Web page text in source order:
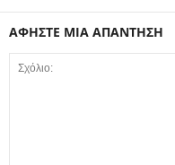
ΑΦΗΣΤΕ ΜΙΑ ΑΠΑΝΤΗΣΗ